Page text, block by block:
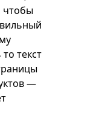
чтобы
текст
—